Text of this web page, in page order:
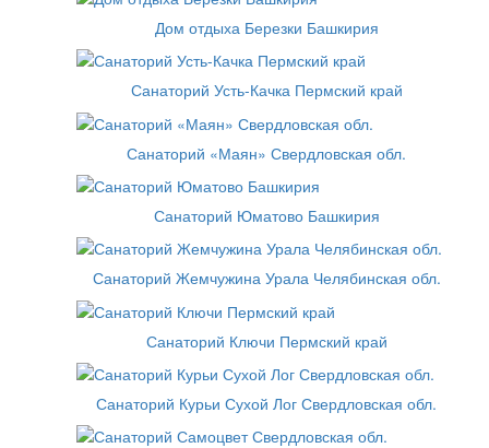
Дом отдыха Березки Башкирия
Санаторий Усть-Качка Пермский край
Санаторий «Маян» Свердловская обл.
Санаторий Юматово Башкирия
Санаторий Жемчужина Урала Челябинская обл.
Санаторий Ключи Пермский край
Санаторий Курьи Сухой Лог Свердловская обл.